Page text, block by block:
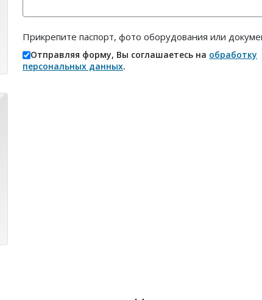
Прикрепите паспорт, фото оборудования или
Отправляя форму, Вы соглашаетесь на обработку
персональных данных.